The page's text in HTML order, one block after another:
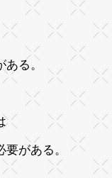
ある。
がある。